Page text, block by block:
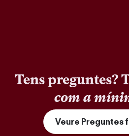
Tens preguntes?
com a
Veure Preguntes